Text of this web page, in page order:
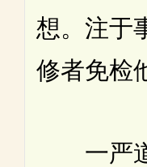
想。注于
修者免检
一严